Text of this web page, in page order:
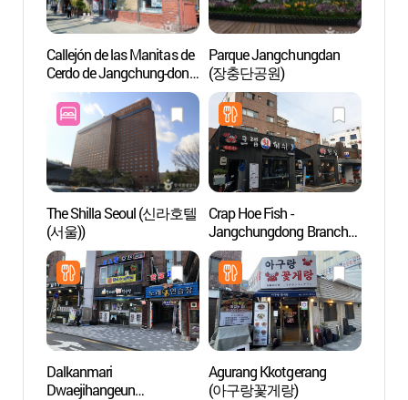
Callejón de las Manitas de
Cerdo de Jangchung-dong
(장충동 족발 골목)
Parque Jangchungdan
(장충단공원)
The Shilla Seoul (신라호텔
(서울))
Crap Hoe Fish -
Jangchungdong Branch
(크랩회피쉬 장충동)
Dalkanmari
Dwaejihangeun
Agurang Kkotgerang
(아구랑꽃게랑)